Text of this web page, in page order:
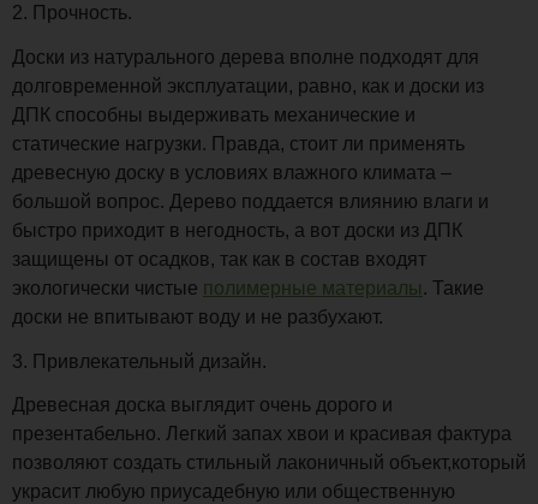
2. Прочность.
Доски из натурального дерева вполне подходят для
долговременной эксплуатации, равно, как и доски из
ДПК способны выдерживать механические и
статические нагрузки. Правда, стоит ли применять
древесную доску в условиях влажного климата –
большой вопрос. Дерево поддается влиянию влаги и
быстро приходит в негодность, а вот доски из ДПК
защищены от осадков, так как в состав входят
экологически чистые полимерные материалы . Такие
доски не впитывают воду и не разбухают.
3. Привлекательный дизайн.
Древесная доска выглядит очень дорого и
презентабельно. Легкий запах хвои и красивая фактура
позволяют создать стильный лаконичный объект,который
украсит любую приусадебную или общественную